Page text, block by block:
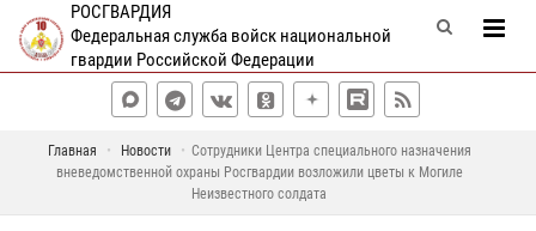
РОСГВАРДИЯ
Федеральная служба войск национальной
гвардии Российской Федерации
Главная Новости
Сотрудники Центра специального назначения
вневедомственной охраны Росгвардии возложили цветы к Могиле
Неизвестного солдата